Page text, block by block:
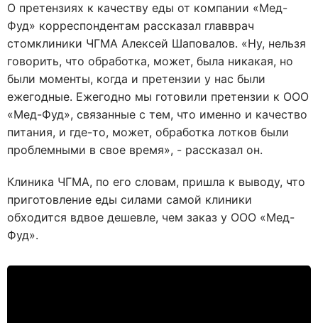
О претензиях к качеству еды от компании «Мед-
Фуд» корреспондентам рассказал главврач
стомклиники ЧГМА Алексей Шаповалов. «Ну, нельзя
говорить, что обработка, может, была никакая, но
были моменты, когда и претензии у нас были
ежегодные. Ежегодно мы готовили претензии к ООО
«Мед-Фуд», связанные с тем, что именно и качество
питания, и где-то, может, обработка лотков были
проблемными в свое время», - рассказал он.
Клиника ЧГМА, по его словам, пришла к выводу, что
приготовление еды силами самой клиники
обходится вдвое дешевле, чем заказ у ООО «Мед-
Фуд».